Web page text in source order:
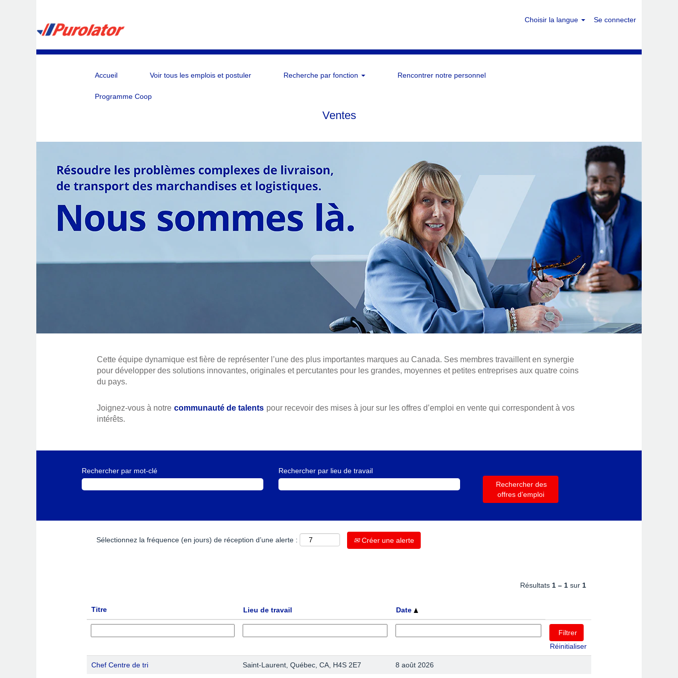
Choisir la langue Se connecter
Accueil Voir tous les emplois et postuler Recherche par fonction Rencontrer notre personnel
Programme Coop
Ventes
Cette équipe dynamique est fière de représenter l’une des plus importantes marques au Canada. Ses membres travaillent en synergie
pour développer des solutions innovantes, originales et percutantes pour les grandes, moyennes et petites entreprises aux quatre coins
du pays.
Joignez-vous à notre communauté de talents pour recevoir des mises à jour sur les offres d’emploi en vente qui correspondent à vos
intérêts.
Rechercher par mot-clé Rechercher par lieu de travail
Sélectionnez la fréquence (en jours) de réception d’une alerte : Créer une alerte
Résultats 1 – 1 sur 1
Titre Lieu de travail Date
Réinitialiser
Chef Centre de tri Saint-Laurent, Québec, CA, H4S 2E7 8 août 2026